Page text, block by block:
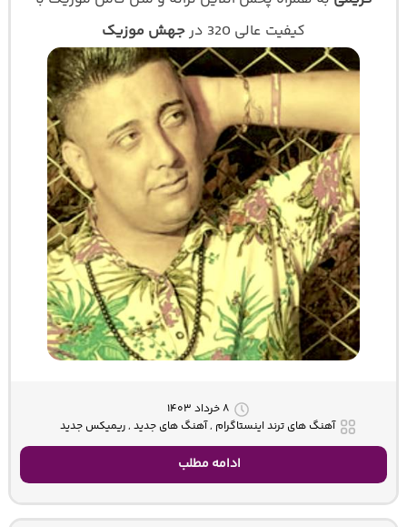
کیفیت عالی 320 در
جهش موزیک
۸ خرداد ۱۴۰۳
آهنگ های ترند اینستاگرام , آهنگ های جدید , ریمیکس جدید
ادامه مطلب